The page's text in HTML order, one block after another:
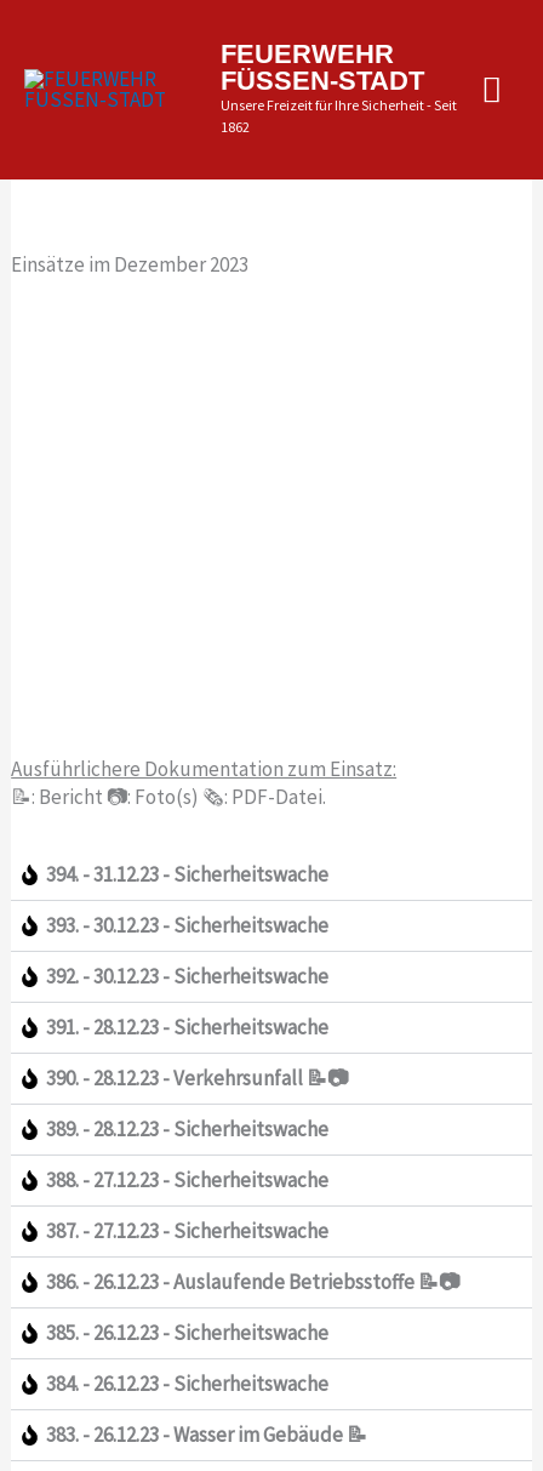
springen
FEUERWEHR
FÜSSEN-STADT
Unsere Freizeit für Ihre Sicherheit - Seit
1862
Einsätze im Dezember 2023
Ausführlichere Dokumentation zum Einsatz:
📝: Bericht 📷: Foto(s) 🗞️: PDF-Datei.
394. - 31.12.23 - Sicherheitswache
393. - 30.12.23 - Sicherheitswache
392. - 30.12.23 - Sicherheitswache
391. - 28.12.23 - Sicherheitswache
390. - 28.12.23 - Verkehrsunfall 📝📷
389. - 28.12.23 - Sicherheitswache
388. - 27.12.23 - Sicherheitswache
387. - 27.12.23 - Sicherheitswache
386. - 26.12.23 - Auslaufende Betriebsstoffe 📝📷
385. - 26.12.23 - Sicherheitswache
384. - 26.12.23 - Sicherheitswache
383. - 26.12.23 - Wasser im Gebäude 📝